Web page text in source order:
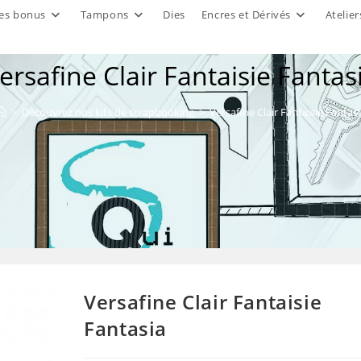
bonus Tampons Dies Encres et Dérivés
Clair Fantaisie
> Découvrez nos kits de scrapbooking > Versafine Clair Fantaisie
Versafine Clair Fantaisie
Fantasia